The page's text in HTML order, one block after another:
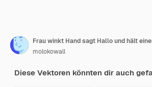
Frau winkt Hand sagt Hallo und hält
molokowall
Diese Vektoren könnten dir auch